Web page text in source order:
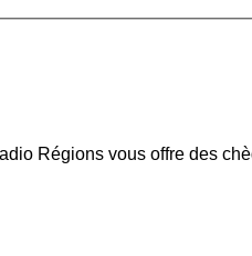
Régions vous offre des